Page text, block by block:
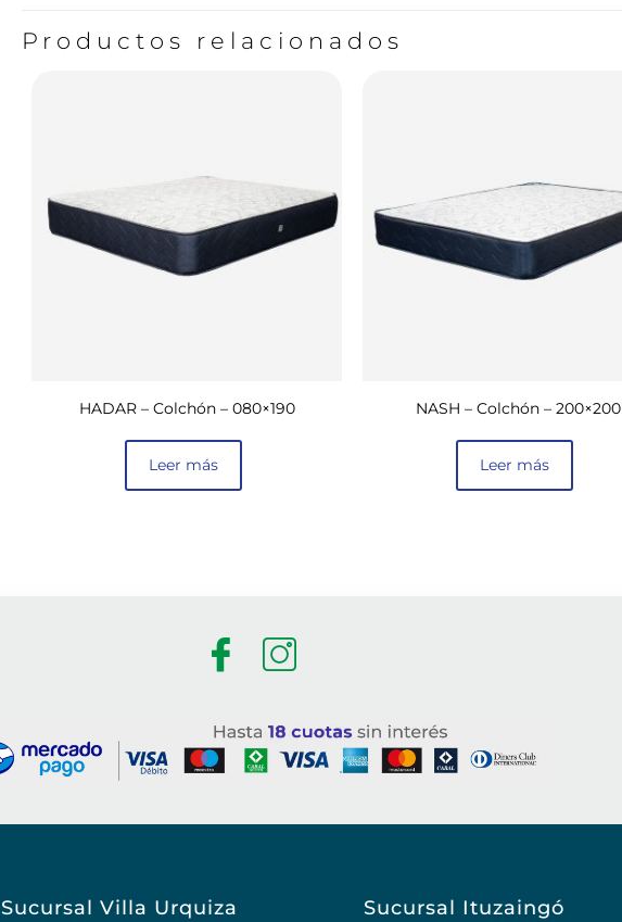
Productos relacionados
HADAR – Colchón – 080×190
Leer más
NASH – Colchón – 200×200
Leer más
Sucursal Villa Urquiza Sucursal Ituzaingó